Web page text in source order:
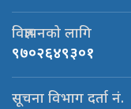
विज्ञापनको लागि
९७०२६४९३०१
सूचना विभाग दर्ता नं.